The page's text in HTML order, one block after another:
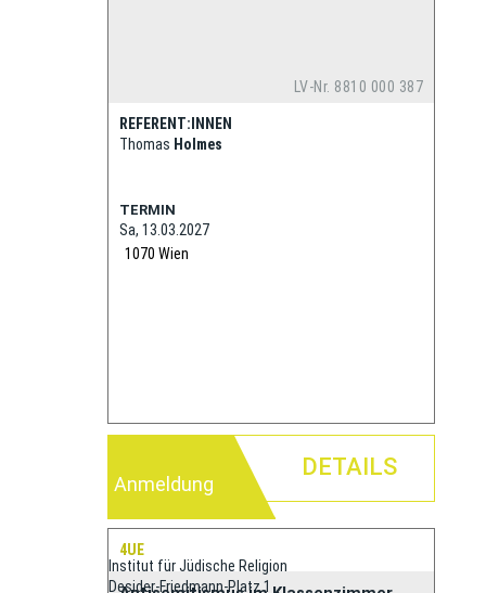
LV-Nr. 8810 000 387
REFERENT:INNEN
Thomas Holmes
TERMIN
Sa, 13.03.2027
1070 Wien
Anmeldung
DETAILS
4UE
Institut für Jüdische Religion
Desider-Friedmann-Platz 1